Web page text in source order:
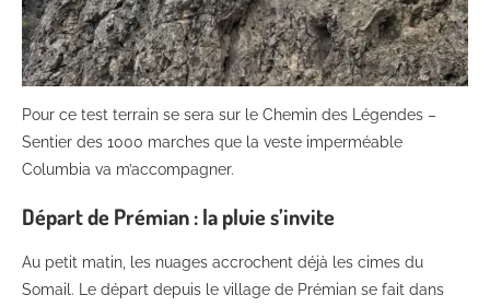
Pour ce test terrain se sera sur le Chemin des Légendes –
Sentier des 1000 marches que la veste imperméable
Columbia va m’accompagner.
Départ de Prémian : la pluie s’invite
Au petit matin, les nuages accrochent déjà les cimes du
Somail. Le départ depuis le village de Prémian se fait dans